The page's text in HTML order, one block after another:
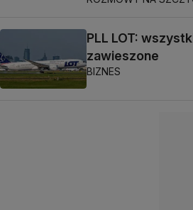
PLL LOT:
zawieszone
BIZNES